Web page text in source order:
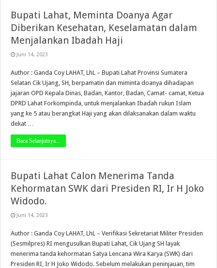
Bupati Lahat, Meminta Doanya Agar
Diberikan Kesehatan, Keselamatan dalam
Menjalankan Ibadah Haji
Juni 14, 2023
Author : Ganda Coy LAHAT, LhL – Bupati Lahat Provinsi Sumatera
Selatan Cik Ujang, SH, berpamatin dan miminta doanya dihadapan
jajaran OPD Kepala Dinas, Badan, Kantor, Badan, Camat- camat, Ketua
DPRD Lahat Forkompinda, untuk menjalankan Ibadah rukun Islam
yang ke 5 atau berangkat Haji yang akan dilaksanakan dalam waktu
dekat …
Baca Selanjutnya...
Bupati Lahat Calon Menerima Tanda
Kehormatan SWK dari Presiden RI, Ir H Joko
Widodo.
Juni 14, 2023
Author : Ganda Coy LAHAT, LhL – Verifikasi Sekretariat Militer Presiden
(Sesmilpres) RI mengusulkan Bupati Lahat, Cik Ujang SH layak
menerima tanda kehormatan Satya Lencana Wira Karya (SWK) dari
Presiden RI, Ir H Joko Widodo. Sebelum melakukan peninjauan, tim